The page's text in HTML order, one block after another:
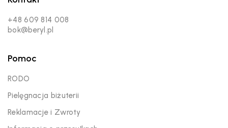
+48 609 814 008
bok@beryl.pl
Pomoc
RODO
Pielęgnacja biżuterii
Reklamacje i Zwroty